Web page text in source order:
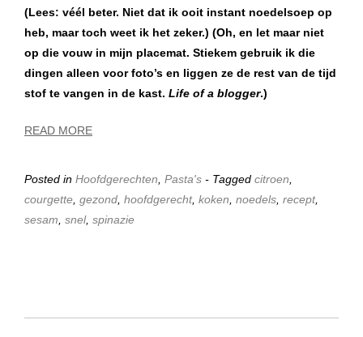
(Lees: véél beter. Niet dat ik ooit instant noedelsoep op
heb, maar toch weet ik het zeker.) (Oh, en let maar niet
op die vouw in mijn placemat. Stiekem gebruik ik die
dingen alleen voor foto’s en liggen ze de rest van de tijd
stof te vangen in de kast. Life of a blogger.)
READ MORE
Posted in Hoofdgerechten Pasta's - Tagged citroen
courgette gezond hoofdgerecht, koken noedels recept,
sesam snel, spinazie